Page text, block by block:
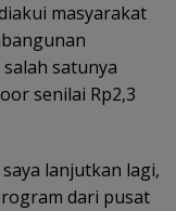
masyarakat
satunya
senilai Rp2,3
lanjutkan lagi,
dari pusat